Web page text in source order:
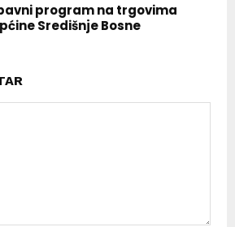
program na trgovima
Središnje Bosne